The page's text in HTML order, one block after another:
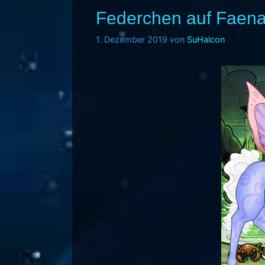
Federchen auf
1. Dezember 2019 von SuHalcon